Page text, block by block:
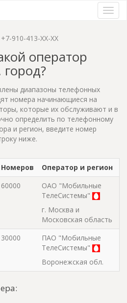
+7-910-413-XX-XX
оператор
город?
диапазоны телефонных
номера начинающиеся на
которые их обслуживают и в
определить по телефонному
и регион, введите номер
ниже.
Номеров
Оператор и регион
60000
ОАО "Мобильные
ТелеСистемы"
г. Москва и
Московская область
30000
ПАО "Мобильные
ТелеСистемы"
Воронежская обл.